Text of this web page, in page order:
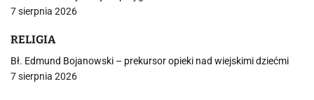
7 sierpnia 2026
RELIGIA
Bł. Edmund Bojanowski – prekursor opieki nad wiejskimi dziećmi
7 sierpnia 2026